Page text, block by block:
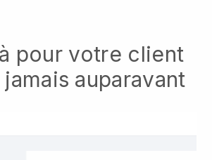
pour votre client
auparavant